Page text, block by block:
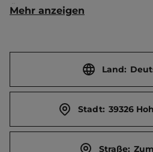
Übernachtungsplatz.
Mehr anzeigen
Land:
Stadt: 39326
Straße: